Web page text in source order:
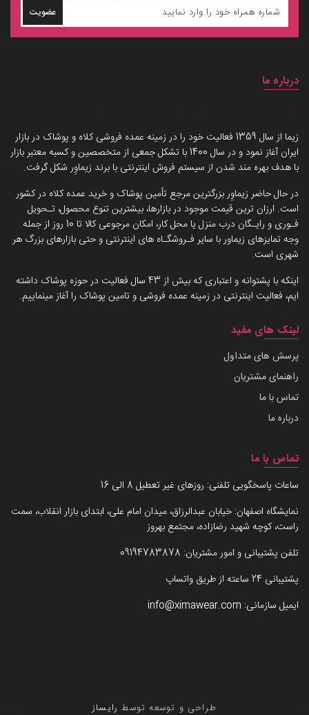
عضویت
درباره ما
زیما از سال 1359 فعالیت خود را در زمینه عمده فروشی کلاه و پوشاک در بازار
ایران آغاز نمود و در سال 1400 با تشکل جمعی از متخصصین و کسبه معتبر بازار
با هدف بهره مند شدن از سیستم فروش اینترنتی با برند زیماوِر شکل گرفت.
در حال حاضر زیماوِر بزرگترین مرجع تأمین پوشاک و خرید عمده کلاه در کشور
است. ارزان ترین قیمت موجود در بازارها، بیشترین تنوع محصول، تـحویل
فـوری و رایـگان درب منزل یا محل کار، امکان مرجوعی کالا تا 10 روز از جمله
وجه تمایزهای زیماور با سایر فـروشگـاه های اینترنتی و حتی بازارهای بزرگ هر
شهری است.
اینکه با پشتوانه و اعتباری که بیش از 43 سال فعالیت در حوزه پوشاک داشته
ایم، فعالیت اینترنتی در زمینه عمده فروشی و تامین پوشاک را آغاز مینماییم.
لینک های مفید
پرسش های متداول
راهنمای مشتریان
تماس با ما
درباره ما
تماس با ما
ساعات پاسخگویی تلفنی: روزهای غیر تعطیل 8 الی 16
نمایشگاه اصفهان: خیابان عبدالرزاق، میدان امام علی، ابتدای بازار انقلاب، سمت
راست، کوچه شهید رضازاده، مجتمع بهروز
تلفن پشتیبانی و امور مشتریان: 09194783878
پشتیبانی 24 ساعته از طریق واتساپ
ایمیل سازمانی: info@ximawear.com
طراحی و توسعه توسط رایساز